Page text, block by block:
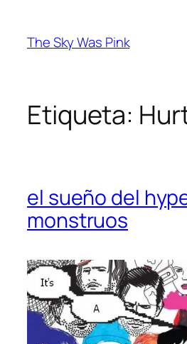
contenido
The Sky Was Pink
Etiqueta:
el sueño del
monstruos